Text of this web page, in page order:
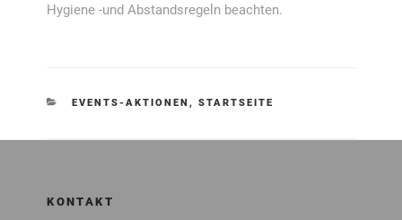
Hygiene -und Abstandsregeln beachten.
KATEGORIEN
EVENTS-AKTIONEN , STARTSEITE
KONTAKT